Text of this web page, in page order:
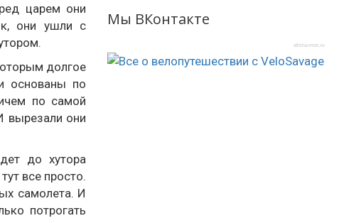
царем они
они ушли с
долгое
основаны по
по самой
вырезали они
до хутора
все просто.
самолета. И
потрогать
Мы ВКонтакте
afisha-msk.ru